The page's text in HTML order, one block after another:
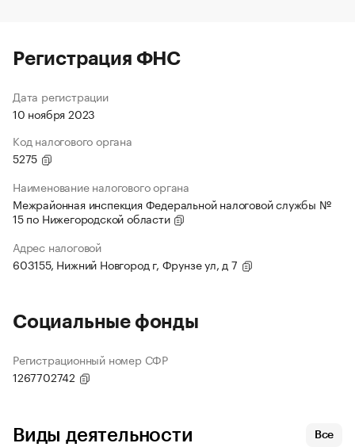
Регистрация ФНС
Дата регистрации
10 ноября 2023
Код налогового органа
5275
Наименование налогового органа
Межрайонная инспекция Федеральной налоговой службы №
15 по Нижегородской области
Адрес налоговой
603155, Нижний Новгород г, Фрунзе ул, д 7
Социальные фонды
Регистрационный номер СФР
1267702742
Виды деятельности Все